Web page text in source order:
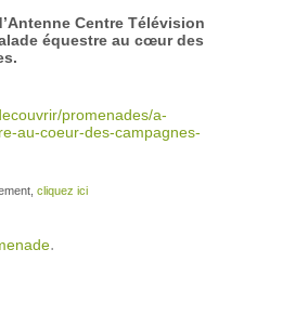
Centre Télévision
équestre au cœur des
promenades/a-
au-coeur-des-campagnes-
cliquez ici
.